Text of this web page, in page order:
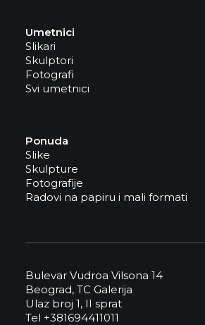
Umetnici
Slikari
Skulptori
Fotografi
Svi umetnici
Ponuda
Slike
Skulpture
Fotografije
Radovi na papiru i mali formati
Bulevar Vudroa Vilsona 14
Beograd, TC Galerija
Ulaz broj 1, II sprat
Tel +381694411011